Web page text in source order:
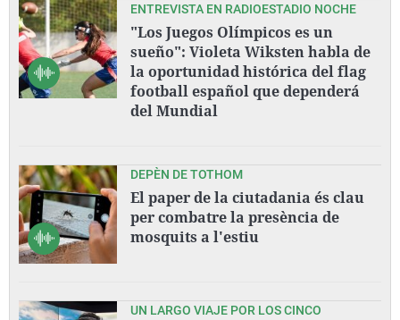
ENTREVISTA EN RADIOESTADIO NOCHE
"Los Juegos Olímpicos es un
sueño": Violeta Wiksten habla de
la oportunidad histórica del flag
football español que dependerá
del Mundial
DEPÈN DE TOTHOM
El paper de la ciutadania és clau
per combatre la presència de
mosquits a l'estiu
UN LARGO VIAJE POR LOS CINCO